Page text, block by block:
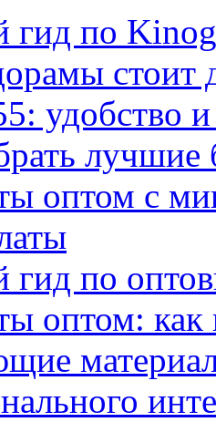
гид по
стоит
удобство
оптом с
по
оптом: